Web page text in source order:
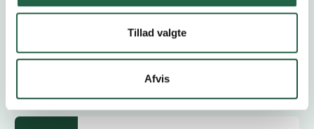
Tillad valgte
Afvis
4.11.2026 Delegeretmøde